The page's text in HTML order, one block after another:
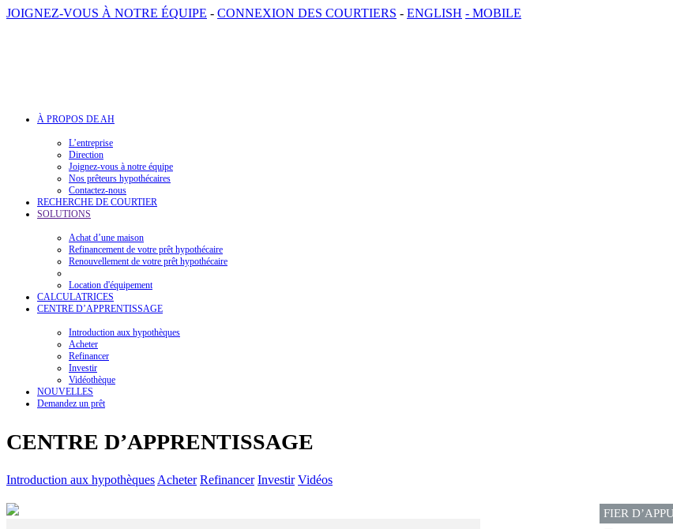
JOIGNEZ-VOUS À NOTRE ÉQUIPE - CONNEXION DES COURTIERS - ENGLISH - MOBILE
À PROPOS DE AH
L’entreprise
Direction
Joignez-vous à notre équipe
Nos prêteurs hypothécaires
Contactez-nous
RECHERCHE DE COURTIER
SOLUTIONS
Achat d’une maison
Refinancement de votre prêt hypothécaire
Renouvellement de votre prêt hypothécaire
Location d'équipement
CALCULATRICES
CENTRE D’APPRENTISSAGE
Introduction aux hypothèques
Acheter
Refinancer
Investir
Vidéothèque
NOUVELLES
Demandez un prêt
CENTRE D’APPRENTISSAGE
Introduction aux hypothèques Acheter Refinancer Investir Vidéos
FIER